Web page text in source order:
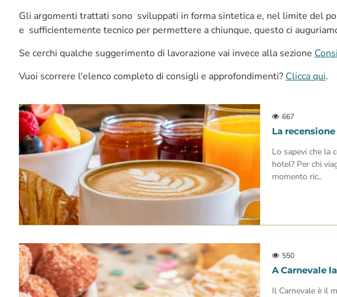
Gli argomenti trattati sono sviluppati in forma sintetica e, nel limite del
e sufficientemente tecnico per permettere a chiunque, questo ci
Se cerchi qualche suggerimento di lavorazione vai invece alla sezione
Vuoi scorrere l'elenco completo di consigli e approfondimenti? Clicca qui.
667
La
Lo sapevi che la
hotel? Per chi
momento ric..
550
A Carnevale
Il Carnevale è il